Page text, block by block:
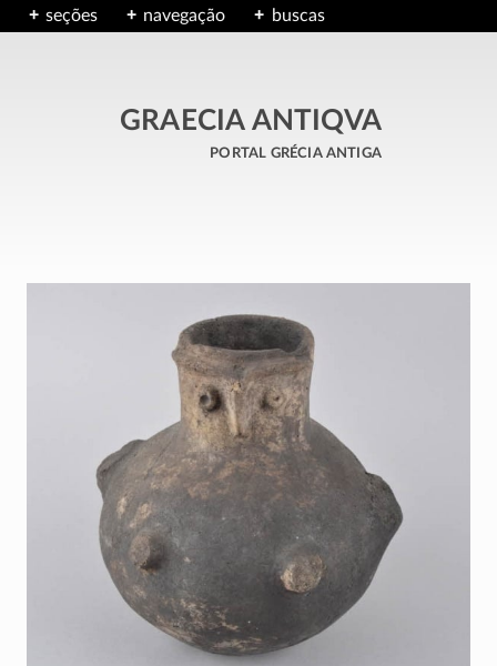
seções navegação buscas
GRAECIA ANTIQVA
portal grécia antiga